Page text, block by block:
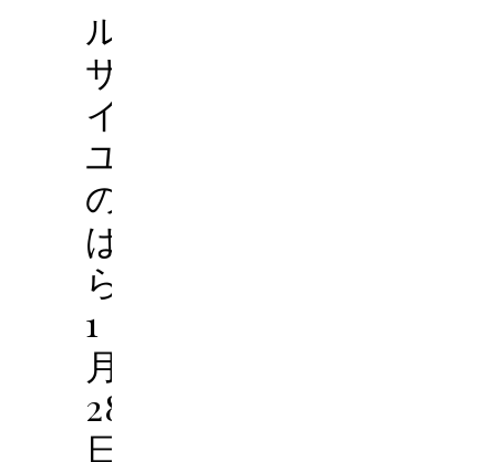
ル
サ
イ
ユ
の
ば
ら’45
1
月
28
日